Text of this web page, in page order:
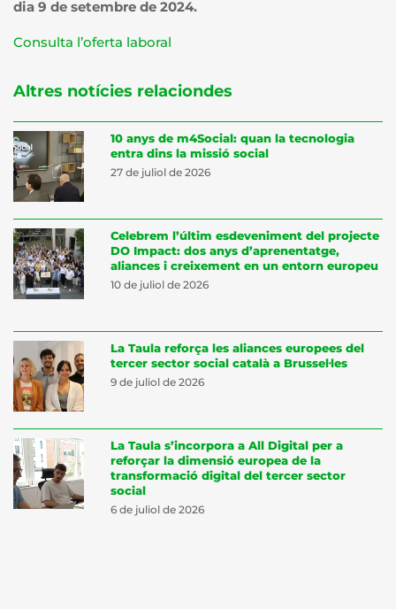
dia 9 de setembre de 2024.
Consulta l’oferta laboral
Altres notícies relaciondes
10 anys de m4Social: quan la tecnologia
entra dins la missió social
27 de juliol de 2026
Celebrem l’últim esdeveniment del projecte
DO Impact: dos anys d’aprenentatge,
aliances i creixement en un entorn europeu
10 de juliol de 2026
La Taula reforça les aliances europees del
tercer sector social català a Brussel·les
9 de juliol de 2026
La Taula s’incorpora a All Digital per a
reforçar la dimensió europea de la
transformació digital del tercer sector
social
6 de juliol de 2026